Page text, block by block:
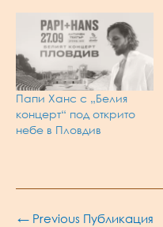
Папи Ханс с „Белия
концерт“ под открито
небе в Пловдив
Post
← Previous Публикация